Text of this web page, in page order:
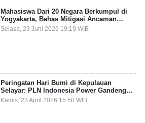
Mahasiswa Dari 20 Negara Berkumpul di
Yogyakarta, Bahas Mitigasi Ancaman
Kesehatan Global
Selasa, 23 Juni 2026 19:19 WIB
Peringatan Hari Bumi di Kepulauan
Selayar: PLN Indonesia Power Gandeng
Pemda dan Komunitas, Giatkan Restorasi
Mangrove
Kamis, 23 April 2026 15:50 WIB